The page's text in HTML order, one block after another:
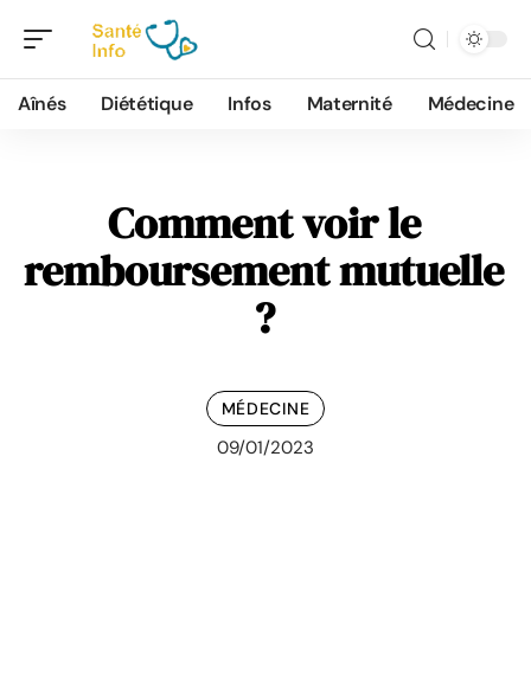
Aînés Diététique Infos Maternité Médecine
Comment voir le
remboursement mutuelle
?
MÉDECINE
09/01/2023